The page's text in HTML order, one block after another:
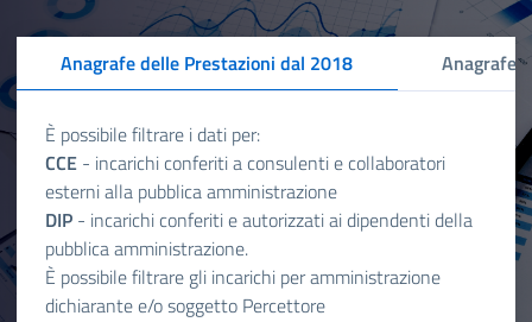
Anagrafe delle Prestazioni dal 2018 Anagrafe
È possibile filtrare i dati per:
CCE - incarichi conferiti a consulenti e collaboratori
esterni alla pubblica amministrazione
DIP - incarichi conferiti e autorizzati ai dipendenti della
pubblica amministrazione.
È possibile filtrare gli incarichi per amministrazione
dichiarante e/o soggetto Percettore